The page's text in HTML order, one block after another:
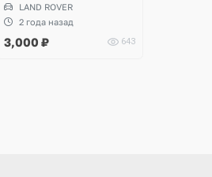
LAND ROVER
2 года назад
3,000 ₽ 643